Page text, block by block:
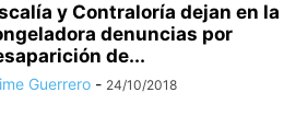
y Contraloría dejan en la
denuncias por
de...
Guerrero - 24/10/2018